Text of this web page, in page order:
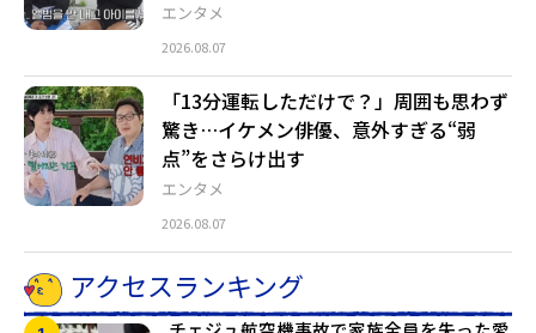
エンタメ
2026.08.07
エンタメ
「13分運転しただけで？」周囲も思わず
驚き…イケメン俳優、意外すぎる“弱
点”をさらけ出す
2026.08.07
アクセスランキング